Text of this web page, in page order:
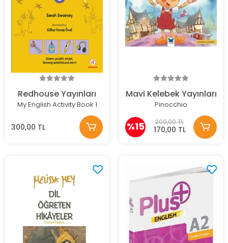
Redhouse Yayınları
My English Activity Book 1
300,00 TL
Mavi Kelebek Yayınları
Pinocchio
%15 200,00 TL
170,00 TL